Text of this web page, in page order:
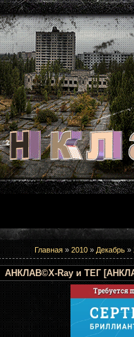
Главная » 2010 » Декабрь »
АНКЛАВ©X-Ray и ТЕГ